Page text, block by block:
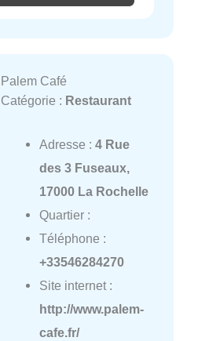
Palem Café
Catégorie : Restaurant
Adresse : 4 Rue
des 3 Fuseaux,
17000 La Rochelle
Quartier :
Téléphone :
+33546284270
Site internet :
http://www.palem-
cafe.fr/